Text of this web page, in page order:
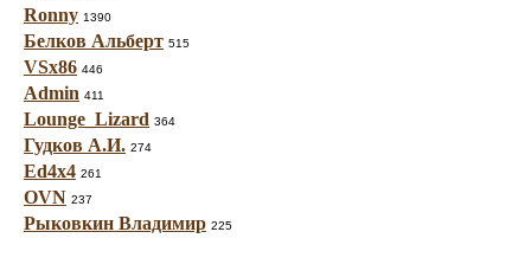
Ronny 1390
Белков Альберт 515
VSx86 446
Admin 411
Lounge_Lizard 364
Гудков А.И. 274
Ed4x4 261
OVN 237
Рыковкин Владимир 225